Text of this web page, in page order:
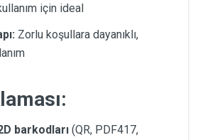
için ideal
Zorlu koşullara dayanıklı,
barkodları (QR, PDF417,